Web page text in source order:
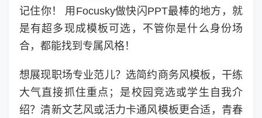
记住你！ 用Focusky做快闪PPT最棒的地方，就
是有超多现成模板可选，不管你是什么身份场
合，都能找到专属风格！
想展现职场专业范儿？选简约商务风模板，干练
大气直接抓住重点；是校园竞选或学生自我介
绍？清新文艺风或活力卡通风模板更合适，青春